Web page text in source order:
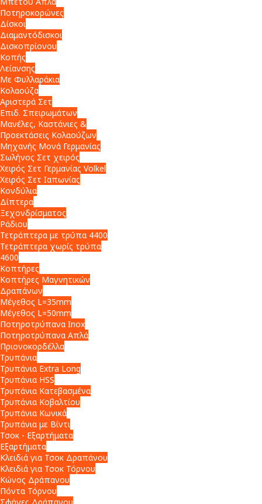
Ποτηροκορώνες
Δίσκοι
Διαμαντόδισκοι
Δισκοπρίονου
Κοπής
Λείανσης
Με Φυλλαράκια
Κολαούζα
Αριστερά Σετ
Επιδ. Σπειρωμάτων
Μανέλες, Καστάνιες &
Προεκτάσεις Κολαούζων
Μηχανής Μονά Γερμανίας
Σωλήνος Σετ χειρός
Χειρός Σετ Γερμανίας Volkel
Χειρός Σετ Ιαπωνίας
Κονδύλια
Δίπτερα
Ξεχονδρίσματος
Ράδιου
Τετράπτερα με τρύπα 4400
Τετράπτερα χωρίς τρύπα
4600
Κοπτήρες
Κοπτήρες Μαγνητικών
Δραπάνων
Μέγεθος L=35mm
Μέγεθος L=50mm
Ποτηροτρύπανα Inox
Ποτηροτρύπανα Απλά
Πριονοκορδέλλα
Τρυπάνια
Τρυπάνια Extra Long
Τρυπάνια HSS
Τρυπάνια Κατεβασμένα
Τρυπάνια Κοβαλτίου
Τρυπάνια Κωνικά
Τρυπάνια με Βίντι
Τσοκ - Εξαρτήματα
Εξαρτήματα
Κλειδιά για Τσοκ Δραπάνου
Κλειδιά για Τσοκ Τόρνου
Κώνος Δράπανου
Πόντα Τόρνου